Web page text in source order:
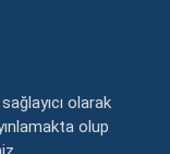
olarak
olup